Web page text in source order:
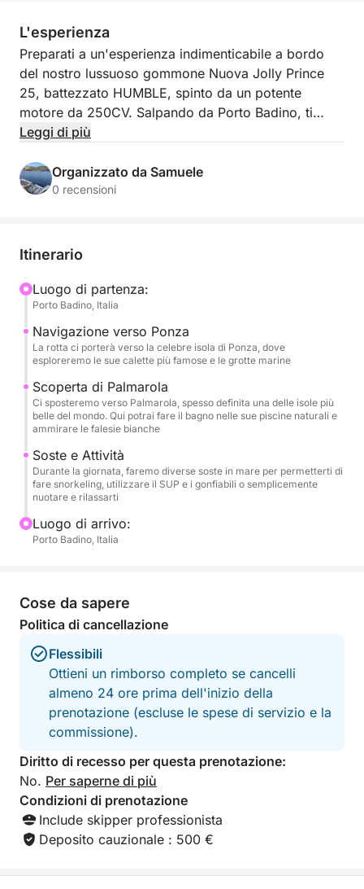
L'esperienza
Preparati a un'esperienza indimenticabile a bordo
del nostro lussuoso gommone Nuova Jolly Prince
25, battezzato HUMBLE, spinto da un potente
motore da 250CV. Salpando da Porto Badino, ti
invitiamo a un tour di un'intera giornata alla scoperta
paradiso nel cuore del Tirreno. Navigheremo tra
acque turchesi e paesaggi mozzafiato, lontani dalla
l'imbarcazione ideale per esplorare ogni angolo di
queste isole. Potrai rilassarti al sole sul nostro ampio
prendisole, fare snorkeling in acque incredibilmente
limpide e divertirti con il nostro SUP e i gonfiabili, il
tutto in un'atmosfera di puro lusso e serenità.
Questo tour è pensato per farti vivere un'avventura
completa, con diverse soste per il bagno e per
ogni tua esigenza sarà curata: potrai sorseggiare
una bottiglia di champagne e ascoltare la tua musica
preferita grazie allo stereo, mentre ti godi uno dei
panorami più belli del mondo
Leggi di più
Organizzato da Samuele
0 recensioni
Itinerario
Luogo di partenza:
Porto Badino, Italia
Navigazione verso Ponza
La rotta ci porterà verso la celebre isola di Ponza, dove
esploreremo le sue calette più famose e le grotte marine
Scoperta di Palmarola
Ci sposteremo verso Palmarola, spesso definita una delle isole più
belle del mondo. Qui potrai fare il bagno nelle sue piscine naturali e
ammirare le falesie bianche
Soste e Attività
Durante la giornata, faremo diverse soste in mare per permetterti di
fare snorkeling, utilizzare il SUP e i gonfiabili o semplicemente
nuotare e rilassarti
Luogo di arrivo:
Porto Badino, Italia
Cose da sapere
Politica di cancellazione
Flessibili
Ottieni un rimborso completo se cancelli
almeno 24 ore prima dell'inizio della
prenotazione (escluse le spese di servizio e la
commissione).
Diritto di recesso per questa prenotazione:
No. Per saperne di più
Condizioni di prenotazione
Include skipper professionista
Deposito cauzionale : 500 €